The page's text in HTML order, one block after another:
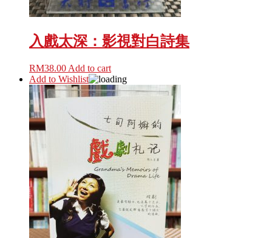
入戲太深：影視對白詩集
RM38.00 Add to cart
Add to Wishlist